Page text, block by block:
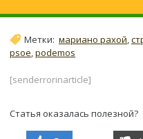
Метки: мариано рахой,
psoe,podemos
[senderrorinarticle]
Статья оказалась полезной?